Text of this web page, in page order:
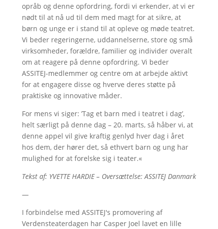
opråb og denne opfordring, fordi vi erkender, at vi er
nødt til at nå ud til dem med magt for at sikre, at
børn og unge er i stand til at opleve og møde teatret.
Vi beder regeringerne, uddannelserne, store og små
virksomheder, forældre, familier og individer overalt
om at reagere på denne opfordring. Vi beder
ASSITEJ-medlemmer og centre om at arbejde aktivt
for at engagere disse og hverve deres støtte på
praktiske og innovative måder.
For mens vi siger: ’Tag et barn med i teatret i dag’,
helt særligt på denne dag – 20. marts, så håber vi, at
denne appel vil give kraftig genlyd hver dag i året
hos dem, der hører det, så ethvert barn og ung har
mulighed for at forelske sig i teater.«
Tekst af: YVETTE HARDIE – Oversættelse: ASSITEJ Danmark
—
I forbindelse med ASSITEJ's promovering af
Verdensteaterdagen har Casper Joel lavet en lille